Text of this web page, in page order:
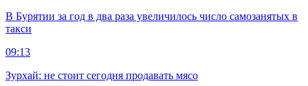
В Бурятии за год в два раза увеличилось число самозанятых в
такси
09:13
Зурхай: не стоит сегодня продавать мясо